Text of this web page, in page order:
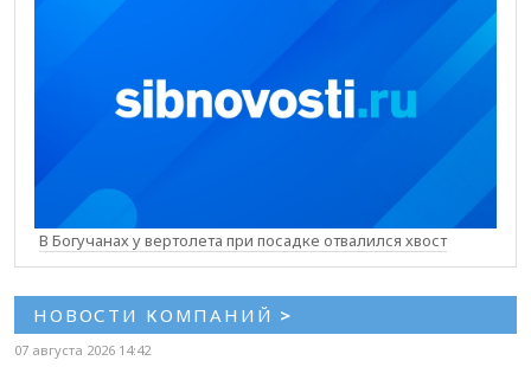
В Богучанах у вертолета при посадке отвалился хвост
НОВОСТИ КОМПАНИЙ >
07 августа 2026 14:42